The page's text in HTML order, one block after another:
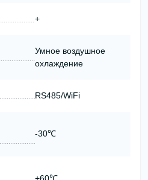
+
Умное воздушное
охлаждение
RS485/WiFi
-30℃